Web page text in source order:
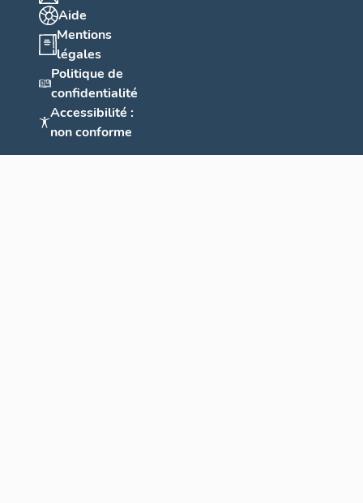
Aide
Mentions
légales
Politique de
confidentialité
Accessibilité :
non conforme